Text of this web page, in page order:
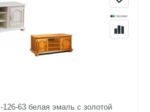
63 белая эмаль с золотой